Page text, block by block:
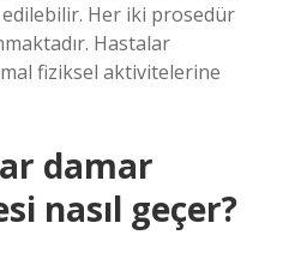
Her iki prosedür
Hastalar
fiziksel aktivitelerine
damar
nasıl geçer?